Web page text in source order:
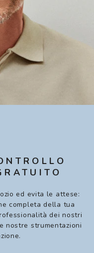
ed evita le attese:
completa della tua
dei nostri
nostre strumentazioni